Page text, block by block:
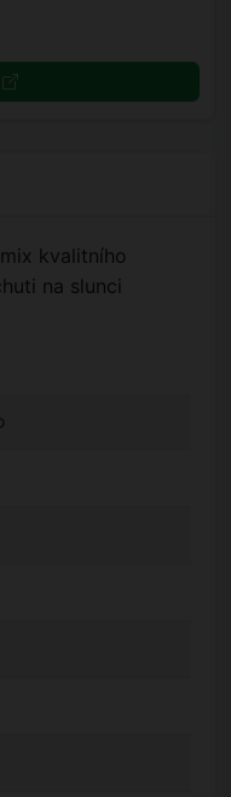
kvalitního
na slunci